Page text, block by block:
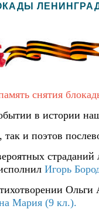
снятия
в истории
и поэтов
страданий
Игорь
Мария (9 кл.).